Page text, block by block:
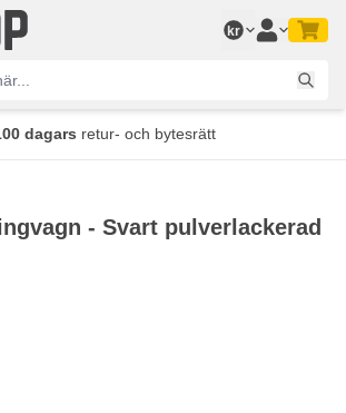
kr
skickas idag
Fri frakt
dagars retur- och bytesrätt
- Svart pulverlackerad